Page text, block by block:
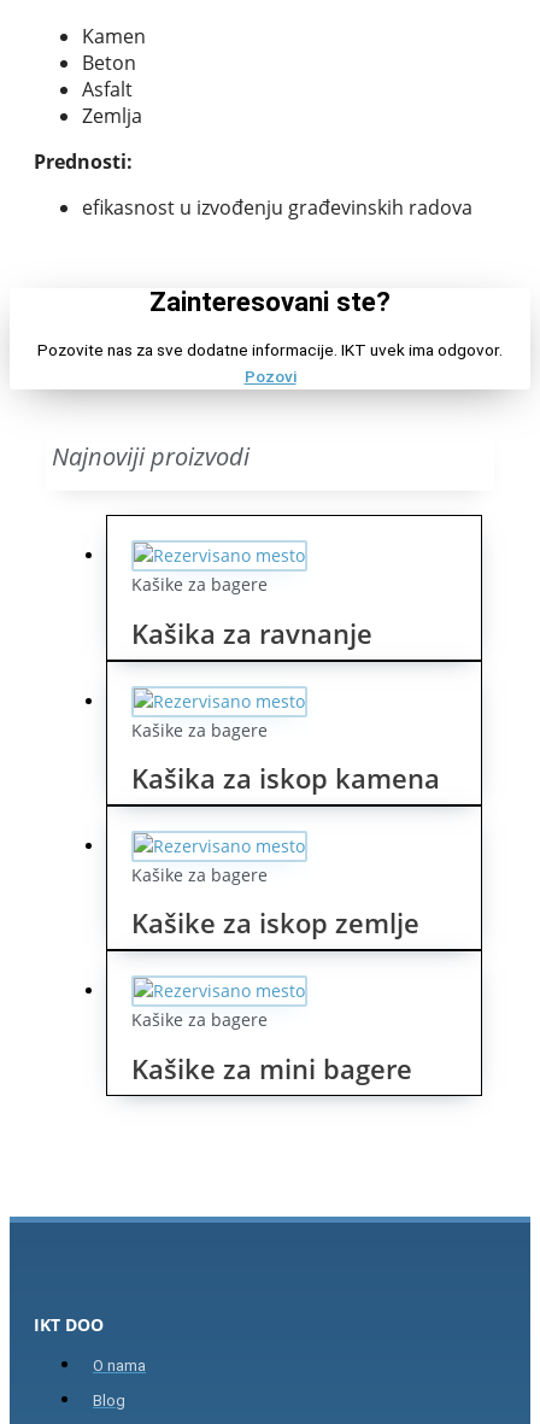
Kamen
Beton
Asfalt
Zemlja
Prednosti:
efikasnost u izvođenju građevinskih radova
Zainteresovani ste?
Pozovite nas za sve dodatne informacije. IKT uvek ima odgovor.
Pozovi
Najnoviji proizvodi
Kašike za bagere
Kašika za ravnanje
Kašike za bagere
Kašika za iskop kamena
Kašike za bagere
Kašike za iskop zemlje
Kašike za bagere
Kašike za mini bagere
IKT DOO
O nama
Blog